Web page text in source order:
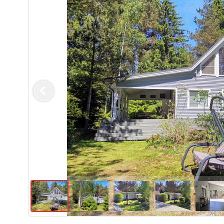
Previous